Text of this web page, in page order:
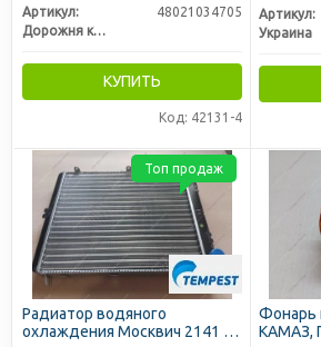
Артикул:
48021034705
Дорожня карта
КУПИТЬ
Код: 42131-4
Артикул:
Украина
Радиатор водяного
охлаждения Москвич 2141 (2
Топ продаж
Фонарь
КАМАЗ,